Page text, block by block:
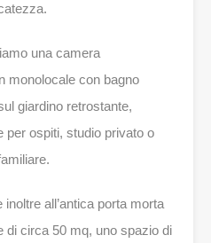
una camera
monolocale con bagno
giardino retrostante,
per ospiti, studio privato o
all’antica porta morta
di circa 50 mq, uno spazio di